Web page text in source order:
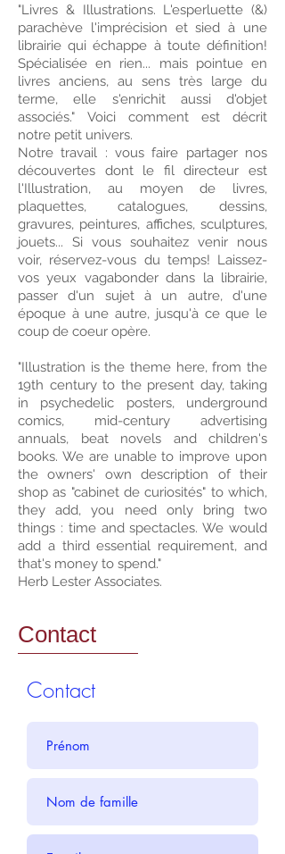
"Livres & Illustrations. L'esperluette (&)
parachève l'imprécision et sied à une
librairie qui échappe à toute définition!
Spécialisée en rien... mais pointue en
livres anciens, au sens très large du
terme, elle s'enrichit aussi d'objet
associés." Voici comment est décrit
notre petit univers.
Notre travail : vous faire partager nos
découvertes dont le fil directeur est
l'Illustration, au moyen de livres,
plaquettes, catalogues, dessins,
gravures, peintures, affiches, sculptures,
jouets... Si vous souhaitez venir nous
voir, réservez-vous du temps! Laissez-
vos yeux vagabonder dans la librairie,
passer d'un sujet à un autre, d'une
époque à une autre, jusqu'à ce que le
coup de coeur opère.
"Illustration is the theme here, from the
19th century to the present day, taking
in psychedelic posters, underground
comics, mid-century advertising
annuals, beat novels and children's
books. We are unable to improve upon
the owners' own description of their
shop as "cabinet de curiosités" to which,
they add, you need only bring two
things : time and spectacles. We would
add a third essential requirement, and
that's money to spend."
Herb Lester Associates.
Contact
Contact